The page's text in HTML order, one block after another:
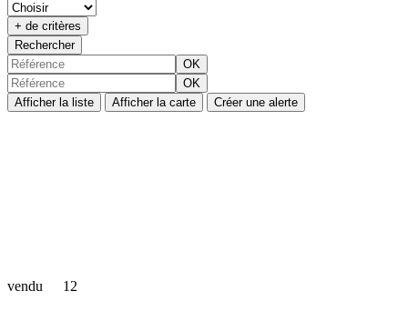
+ de critères
Rechercher
OK
OK
Afficher la liste
Afficher la carte Créer une alerte
vendu 12